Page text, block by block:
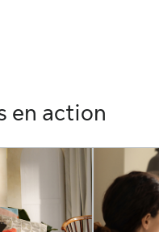
en action